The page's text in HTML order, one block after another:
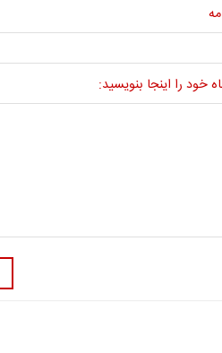
خود را اینجا بنویسید: